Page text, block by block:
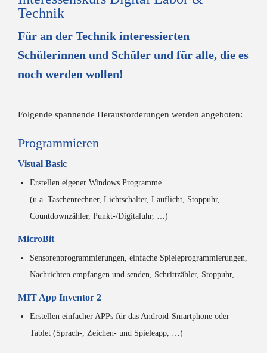
Technik
Für an der Technik interessierten
Schülerinnen und Schüler und für alle, die es
noch werden wollen!
Folgende spannende Herausforderungen werden angeboten:
Programmieren
Visual Basic
Erstellen eigener Windows Programme
(u.a. Taschenrechner, Lichtschalter, Lauflicht, Stoppuhr,
Countdownzähler, Punkt-/Digitaluhr, …)
MicroBit
Sensorenprogrammierungen, einfache Spieleprogrammierungen,
Nachrichten empfangen und senden, Schrittzähler, Stoppuhr, …
MIT App Inventor 2
Erstellen einfacher APPs für das Android-Smartphone oder
Tablet (Sprach-, Zeichen- und Spieleapp, …)